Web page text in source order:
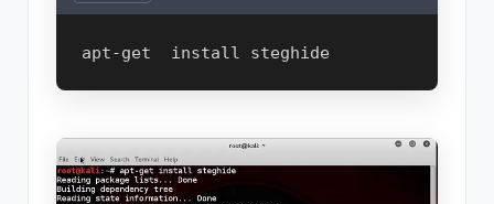
apt-get  install steghide